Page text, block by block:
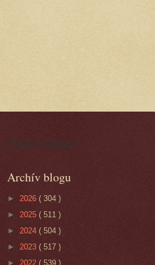
Cynická obluda
Archív blogu
► 2026 ( 304 )
► 2025 ( 511 )
► 2024 ( 504 )
► 2023 ( 517 )
► 2022 ( 539 )